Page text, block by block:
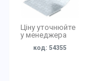
Ціну уточнюйте
у менеджера
код: 54355